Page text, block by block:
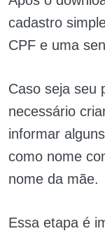
cadastro
CPF e uma
Caso seja seu
necessário
informar
como nome
nome da mãe.
Essa etapa é